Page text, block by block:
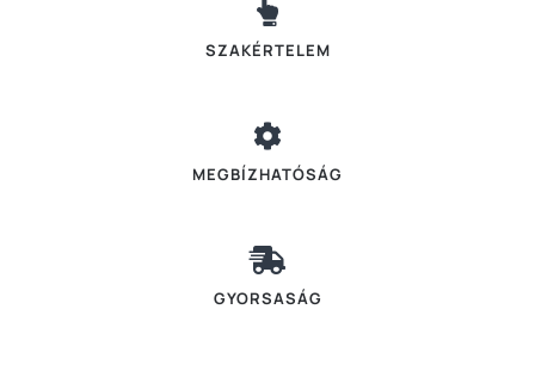
SZAKÉRTELEM
MEGBÍZHATÓSÁG
GYORSASÁG